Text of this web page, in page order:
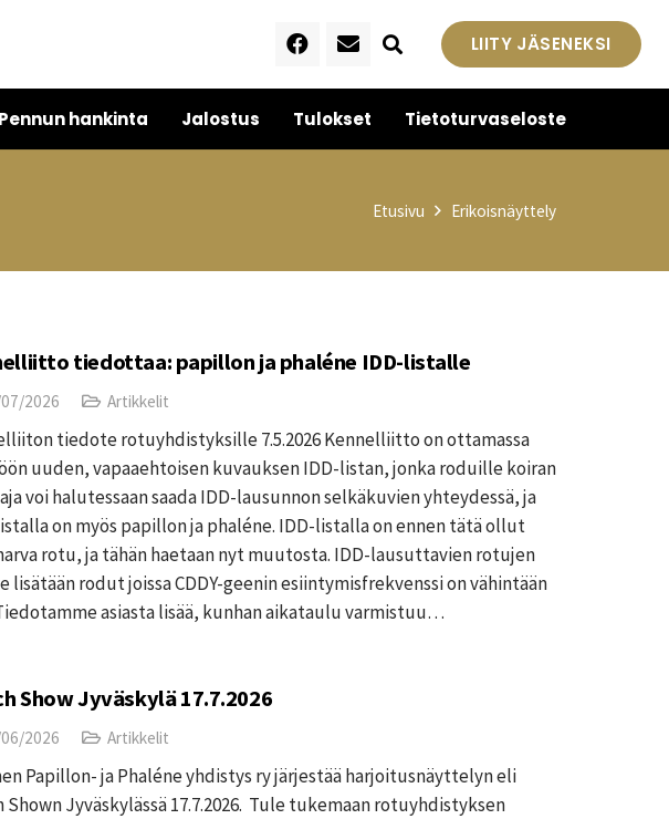
LIITY JÄSENEKSI
Pennun hankinta Jalostus Tulokset Tietoturvaseloste
Etusivu Erikoisnäyttely
tiedottaa: papillon ja phaléne IDD-listalle
2026 Artikkelit
tiedote rotuyhdistyksille 7.5.2026 Kennelliitto on ottamassa
uuden, vapaaehtoisen kuvauksen IDD-listan, jonka roduille koiran
voi halutessaan saada IDD-lausunnon selkäkuvien yhteydessä, ja
on myös papillon ja phaléne. IDD-listalla on ennen tätä ollut
rotu, ja tähän haetaan nyt muutosta. IDD-lausuttavien rotujen
lisätään rodut joissa CDDY-geenin esiintymisfrekvenssi on vähintään
asiasta lisää, kunhan aikataulu varmistuu…
Show Jyväskylä 17.7.2026
2026 Artikkelit
Papillon- ja Phaléne yhdistys ry järjestää harjoitusnäyttelyn eli
Shown Jyväskylässä 17.7.2026. Tule tukemaan rotuyhdistyksen